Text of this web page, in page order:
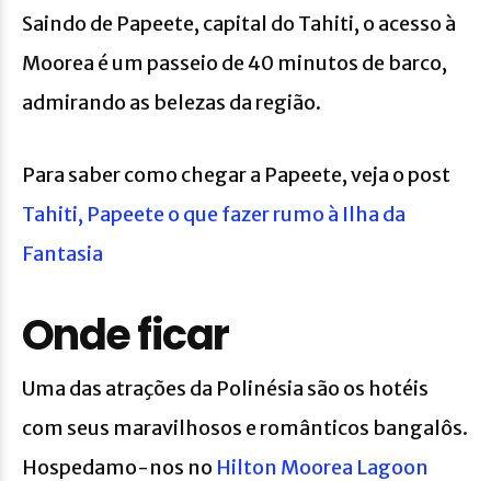
Saindo de Papeete, capital do Tahiti, o acesso à
Moorea é um passeio de 40 minutos de barco,
admirando as belezas da região.
Para saber como chegar a Papeete, veja o post
Tahiti, Papeete o que fazer rumo à Ilha da
Fantasia
Onde ficar
Uma das atrações da Polinésia são os hotéis
com seus maravilhosos e românticos bangalôs.
Hospedamo-nos no Hilton Moorea Lagoon